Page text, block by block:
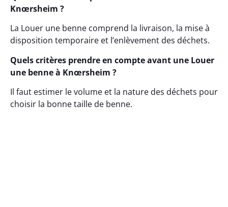
Knœrsheim ?
La Louer une benne comprend la livraison, la mise à
disposition temporaire et l’enlèvement des déchets.
Quels critères prendre en compte avant une Louer
une benne à Knœrsheim ?
Il faut estimer le volume et la nature des déchets pour
choisir la bonne taille de benne.